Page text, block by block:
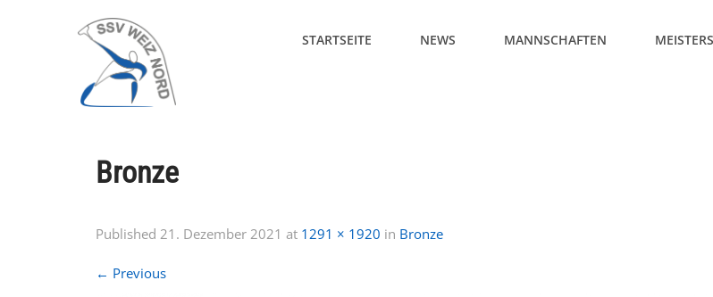
STARTSEITE NEWS MANNSCHAFTEN
Bronze
Published 21. Dezember 2021 at 1291 × 1920 in Bronze
← Previous